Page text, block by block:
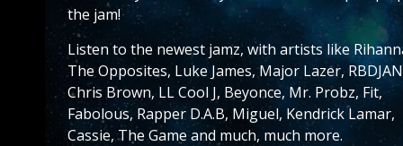
the jam!
Listen to the newest jamz, with artists like
The Opposites, Luke James, Major Lazer,
Chris Brown, LL Cool J, Beyonce, Mr. Probz, Fit,
Fabolous, Rapper D.A.B, Miguel, Kendrick Lamar,
Cassie, The Game and much, much more.